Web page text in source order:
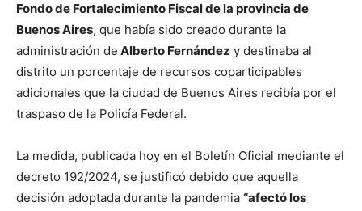
Fondo de Fortalecimiento Fiscal de la provincia de
Buenos Aires, que había sido creado durante la
administración de Alberto Fernández y destinaba al
distrito un porcentaje de recursos coparticipables
adicionales que la ciudad de Buenos Aires recibía por el
traspaso de la Policía Federal.
La medida, publicada hoy en el Boletín Oficial mediante el
decreto 192/2024, se justificó debido que aquella
decisión adoptada durante la pandemia “afectó los